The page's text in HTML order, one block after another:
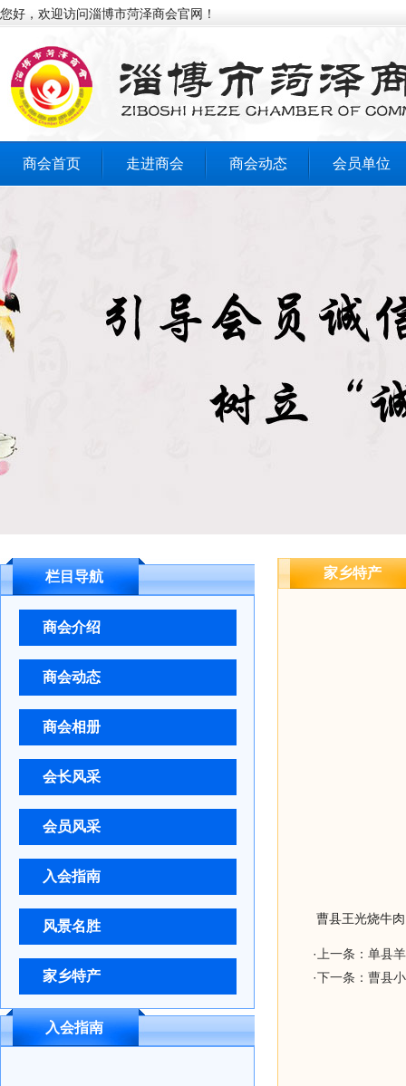
您好，欢迎访问淄博市菏泽商会官网！
商会首页 走进商会 商会动态 会员单位
栏目导航
商会介绍
商会动态
商会相册
会长风采
会员风采
入会指南
风景名胜
家乡特产
入会指南
家乡特产
曹县王光烧牛肉
· 上一条：单县
·下一条：曹县